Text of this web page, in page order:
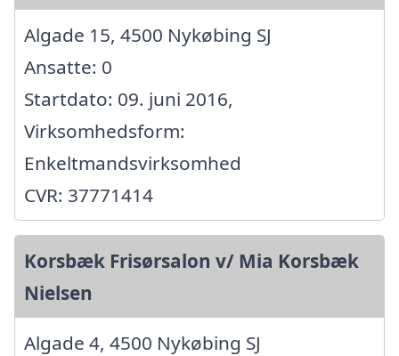
Algade 15, 4500 Nykøbing SJ
Ansatte: 0
Startdato: 09. juni 2016,
Virksomhedsform:
Enkeltmandsvirksomhed
CVR: 37771414
Korsbæk Frisørsalon v/ Mia Korsbæk
Nielsen
Algade 4, 4500 Nykøbing SJ